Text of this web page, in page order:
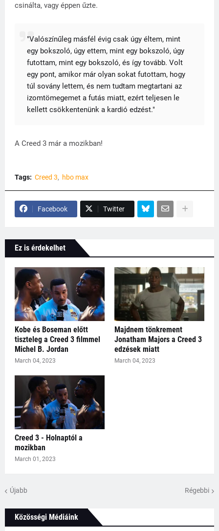
csinálta, vagy éppen űzte.
"Valószínűleg másfél évig csak úgy éltem, mint
egy bokszoló, úgy ettem, mint egy bokszoló, úgy
futottam, mint egy bokszoló, és így tovább. Volt
egy pont, amikor már olyan sokat futottam, hogy
túl sovány lettem, és nem tudtam megtartani az
izomtömegemet a futás miatt, ezért teljesen le
kellett csökkentenünk a kardió edzést."
A Creed 3 már a mozikban!
Tags: Creed 3 hbo max
Facebook Twitter
Ez is érdekelhet
Kobe és Boseman előtt
tiszteleg a Creed 3 filmmel
Michel B. Jordan
March 04, 2023
Majdnem tönkrement
Jonatham Majors a Creed 3
edzések miatt
March 04, 2023
Creed 3 - Holnaptól a
mozikban
March 01, 2023
Újabb Régebbi
Közösségi Médiáink